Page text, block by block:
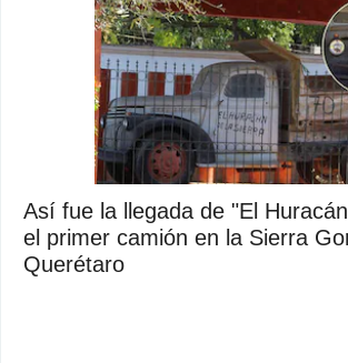
Así fue la llegada de "El
el primer camión en la Sierra
Querétaro